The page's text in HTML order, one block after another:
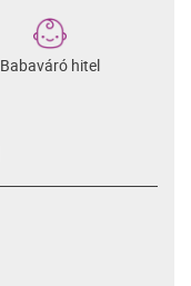
Babaváró hitel